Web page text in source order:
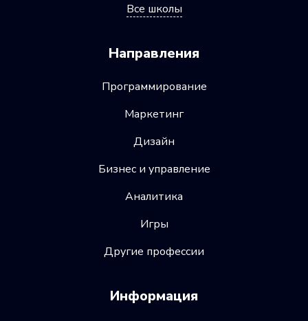
Все школы
Направления
Программирование
Маркетинг
Дизайн
Бизнес и управление
Аналитика
Игры
Другие профессии
Информация